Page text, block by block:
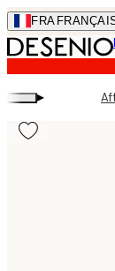
Skip
to
main
content.
FRA
▸